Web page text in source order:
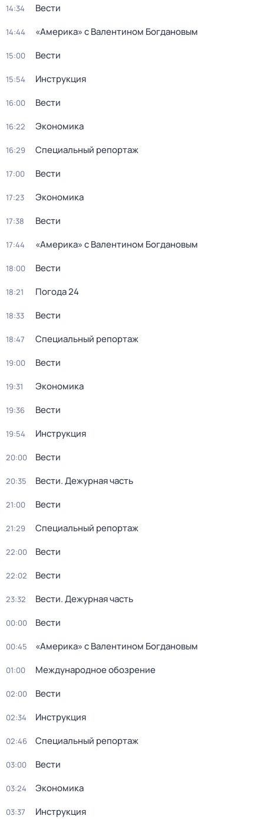
14:34 Вести
14:44 «Америка» с Валентином Богдановым
15:00 Вести
15:54 Инструкция
16:00 Вести
16:22 Экономика
16:29 Специальный репортаж
17:00 Вести
17:23 Экономика
17:38 Вести
17:44 «Америка» с Валентином Богдановым
18:00 Вести
18:21 Погода 24
18:33 Вести
18:47 Специальный репортаж
19:00 Вести
19:31 Экономика
19:36 Вести
19:54 Инструкция
20:00 Вести
20:35 Вести. Дежурная часть
21:00 Вести
21:29 Специальный репортаж
22:00 Вести
22:02 Вести
23:32 Вести. Дежурная часть
00:00 Вести
00:45 «Америка» с Валентином Богдановым
01:00 Международное обозрение
02:00 Вести
02:34 Инструкция
02:46 Специальный репортаж
03:00 Вести
03:24 Экономика
03:37 Инструкция